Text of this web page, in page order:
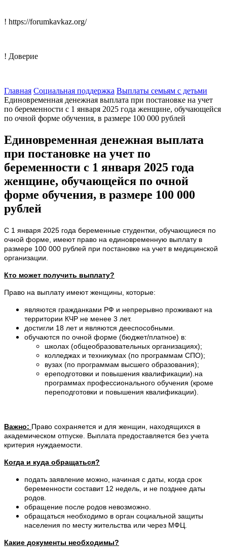
! https://forumkavkaz.org/
! Доверие
Главная Социальная поддержка Выплаты семьям с детьми
Единовременная денежная выплата при постановке на учет
по беременности с 1 января 2025 года женщине, обучающейся
по очной форме обучения, в размере 100 000 рублей
Единовременная денежная выплата
при постановке на учет по
беременности с 1 января 2025 года
женщине, обучающейся по очной
форме обучения, в размере 100 000
рублей
С 1 января 2025 года беременные студентки, обучающиеся по
очной форме, имеют право на единовременную выплату в
размере 100 000 рублей при постановке на учет в медицинской
организации.
Кто может получить выплату?
Право на выплату имеют женщины, которые:
являются гражданками РФ и непрерывно проживают на
территории КЧР не менее 3 лет.
достигли 18 лет и являются дееспособными.
обучаются по очной форме (бюджет/платное) в:
школах (общеобразовательных организациях);
колледжах и техникумах (по программам СПО);
вузах (по программам высшего образования);
ереподготовки и повышения квалификации).на
программах профессионального обучения (кроме
переподготовки и повышения квалификации).
Важно: Право сохраняется и для женщин, находящихся в
академическом отпуске. Выплата предоставляется без учета
критерия нуждаемости.
Когда и куда обращаться?
подать заявление можно, начиная с даты, когда срок
беременности составит 12 недель, и не позднее даты
родов.
обращение после родов невозможно.
обращаться необходимо в орган социальной защиты
населения по месту жительства или через МФЦ.
Какие документы необходимы?